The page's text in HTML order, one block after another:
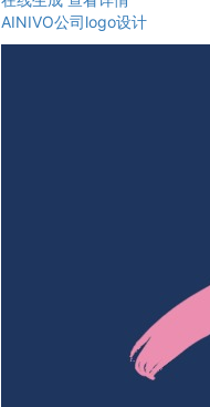
AINIVO公司logo设计